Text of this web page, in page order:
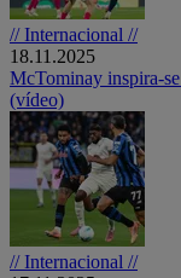
// Internacional //
18.11.2025
McTominay inspira-
(vídeo)
// Internacional //